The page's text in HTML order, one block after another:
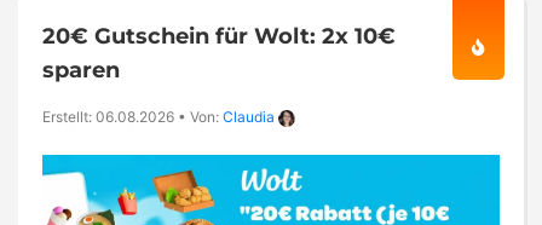
20€ Gutschein für Wolt: 2x 10€
sparen
Erstellt: 06.08.2026 • Von: Claudia